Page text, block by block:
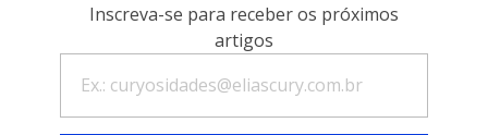
Inscreva-se para receber os próximos
artigos